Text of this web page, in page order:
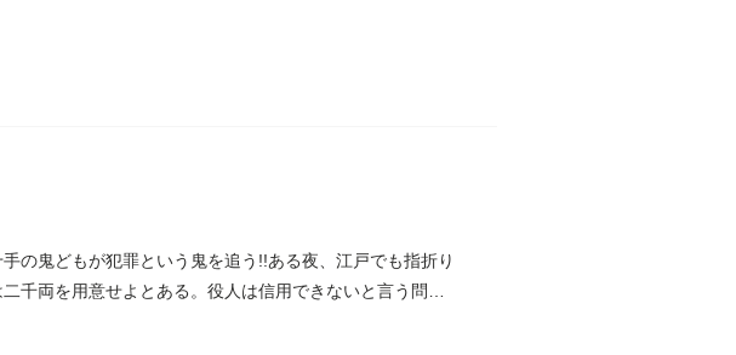
の鬼どもが犯罪という鬼を追う!!ある夜、江戸でも指折り
千両を用意せよとある。役人は信用できないと言う問屋